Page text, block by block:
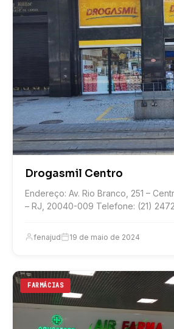
Drogasmil Centro
Endereço: Av. Rio Branco, 251 –
– RJ, 20040-009 Telefone: (21)
fenajud 19 de maio de 2024
FARMÁCIAS